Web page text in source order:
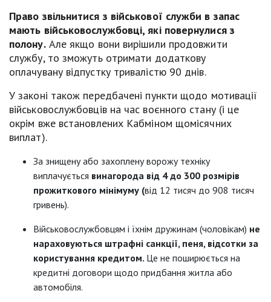
Право звільнитися з військової служби в запас
мають військово­службовці, які повернулися з
полону.Але якщо вони вирішили продовжити
службу, то зможуть отримати додаткову
оплачувану відпустку тривалістю 90 днів.
У законі також передбачені пункти щодо мотивації
військовослужбовців на час воєнного стану (і це
окрім вже встановлених Кабміном щомісячних
виплат).
За знищену або захоплену ворожу техніку
виплачується винагорода від 4 до 300 розмірів
прожиткового мінімуму (від 12 тисяч до 908 тисяч
гривень).
Військовослужбовцям і їхнім дружинам (чоловікам) не
нараховуються штрафні санкції, пеня, відсотки за
користування кредитом. Це не поширюється на
кредитні договори щодо придбання житла або
автомобіля.